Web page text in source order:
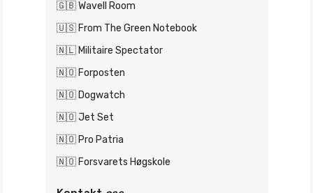
🇬🇧 Wavell Room
🇺🇸 From The Green Notebook
🇳🇱 Militaire Spectator
🇳🇴 Forposten
🇳🇴 Dogwatch
🇳🇴 Jet Set
🇳🇴 Pro Patria
🇳🇴 Forsvarets Høgskole